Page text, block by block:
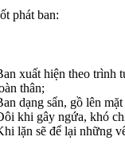
phát ban:
xuất hiện theo trình
thân;
dạng sẩn, gồ lên mặt
khi gây ngứa, khó
lặn sẽ để lại những